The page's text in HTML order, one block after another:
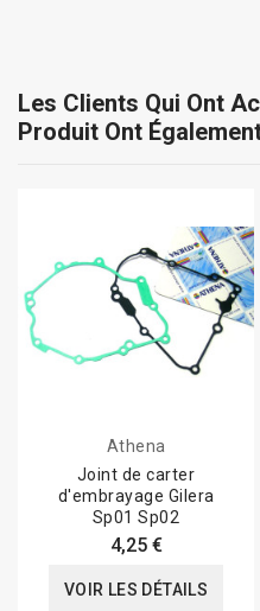
Les Clients Qui Ont
Produit Ont
Athena
Joint de carter
d'embrayage Gilera
Sp01 Sp02
4,25 €
VOIR LES DÉTAILS